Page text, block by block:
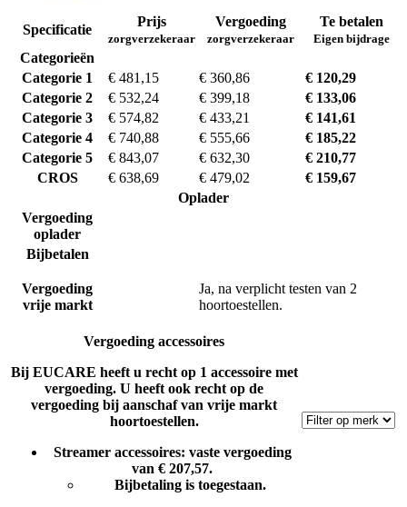
Specificatie
Prijs
zorgverzekeraar
Vergoeding
zorgverzekeraar
Te betalen
Eigen bijdrage
Categorieën
Categorie 1
€ 481,15 € 360,86
€ 120,29
Categorie 2
€ 532,24 € 399,18
€ 133,06
Categorie 3
€ 574,82 € 433,21
€ 141,61
Categorie 4
€ 740,88 € 555,66
€ 185,22
Categorie 5
€ 843,07 € 632,30
€ 210,77
CROS
€ 638,69 € 479,02
€ 159,67
Oplader
Vergoeding
oplader
Bijbetalen
Vergoeding
vrije markt
Ja, na verplicht testen van 2
hoortoestellen.
Vergoeding accessoires
Bij EUCARE heeft u recht op 1 accessoire met
vergoeding. U heeft ook recht op de
vergoeding bij aanschaf van vrije markt
hoortoestellen.
Streamer accessoires: vaste vergoeding
van € 207,57.
Bijbetaling is toegestaan.